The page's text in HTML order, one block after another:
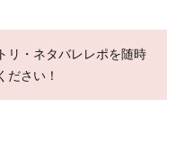
リ・ネタバレレポを随時
ださい！